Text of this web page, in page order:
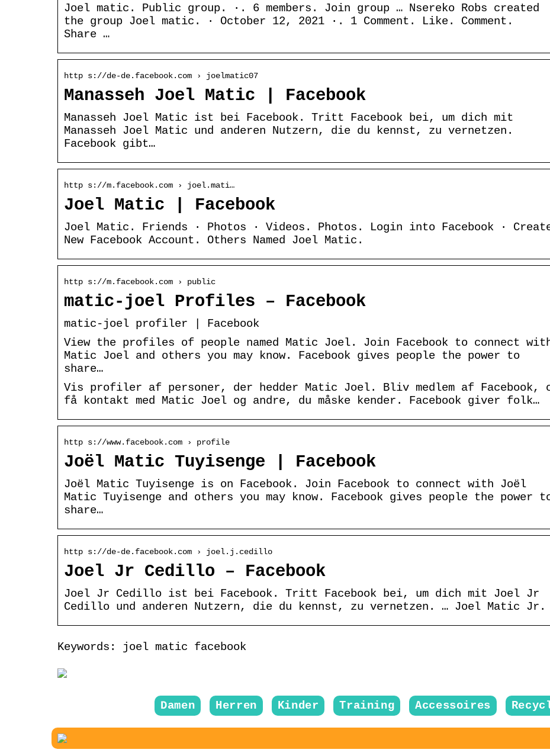
Joel matic. Public group. ·. 6 members. Join group … Nsereko Robs created
the group Joel matic. · October 12, 2021 ·. 1 Comment. Like. Comment.
Share …
http s://de-de.facebook.com › joelmatic07
Manasseh Joel Matic | Facebook
Manasseh Joel Matic ist bei Facebook. Tritt Facebook bei, um dich mit
Manasseh Joel Matic und anderen Nutzern, die du kennst, zu vernetzen.
Facebook gibt…
http s://m.facebook.com › joel.mati…
Joel Matic | Facebook
Joel Matic. Friends · Photos · Videos. Photos. Login into Facebook ·
New Facebook Account. Others Named Joel Matic.
http s://m.facebook.com › public
matic-joel Profiles – Facebook
matic-joel profiler | Facebook
View the profiles of people named Matic Joel. Join Facebook to connect
Matic Joel and others you may know. Facebook gives people the power to
share…
Vis profiler af personer, der hedder Matic Joel. Bliv medlem af Facebook,
få kontakt med Matic Joel og andre, du måske kender. Facebook giver folk…
http s://www.facebook.com › profile
Joël Matic Tuyisenge | Facebook
Joël Matic Tuyisenge is on Facebook. Join Facebook to connect with Joël
Matic Tuyisenge and others you may know. Facebook gives people the power
share…
http s://de-de.facebook.com › joel.j.cedillo
Joel Jr Cedillo – Facebook
Joel Jr Cedillo ist bei Facebook. Tritt Facebook bei, um dich mit Joel Jr
Cedillo und anderen Nutzern, die du kennst, zu vernetzen. … Joel Matic Jr.
Keywords: joel matic facebook
Damen Herren Kinder Training Accessoires